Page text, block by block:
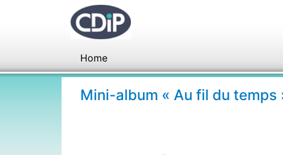
Home
Mini-album « Au fil du